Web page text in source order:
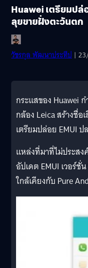
Huawei เตรียมปล่
ลุยขายฝั่งตะวันตก
วัชรกุล พัฒนาประทีป |
กระแสของ Huawei
กล้อง Leica สร้างชื่อ
เตรียมปล่อย EMUI
แหล่งที่มาที่ไม่ประสง
อัปเดต EMUI เวอร์
ใกล้เคียงกับ Pure